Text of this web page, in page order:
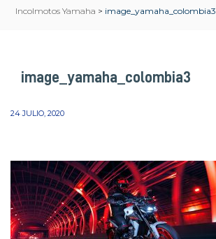
Incolmotos Yamaha > image_yamaha_colombia3
image_yamaha_colombia3
24 JULIO, 2020